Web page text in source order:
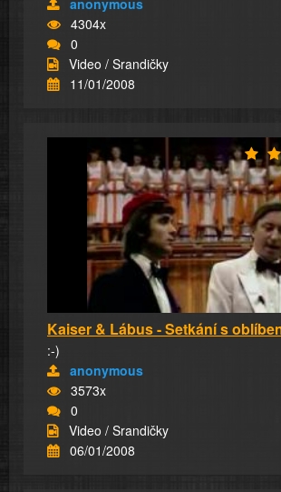
4304x
0
Video / Srandičky
11/01/2008
:-)
anonymous
3573x
0
Video / Srandičky
06/01/2008